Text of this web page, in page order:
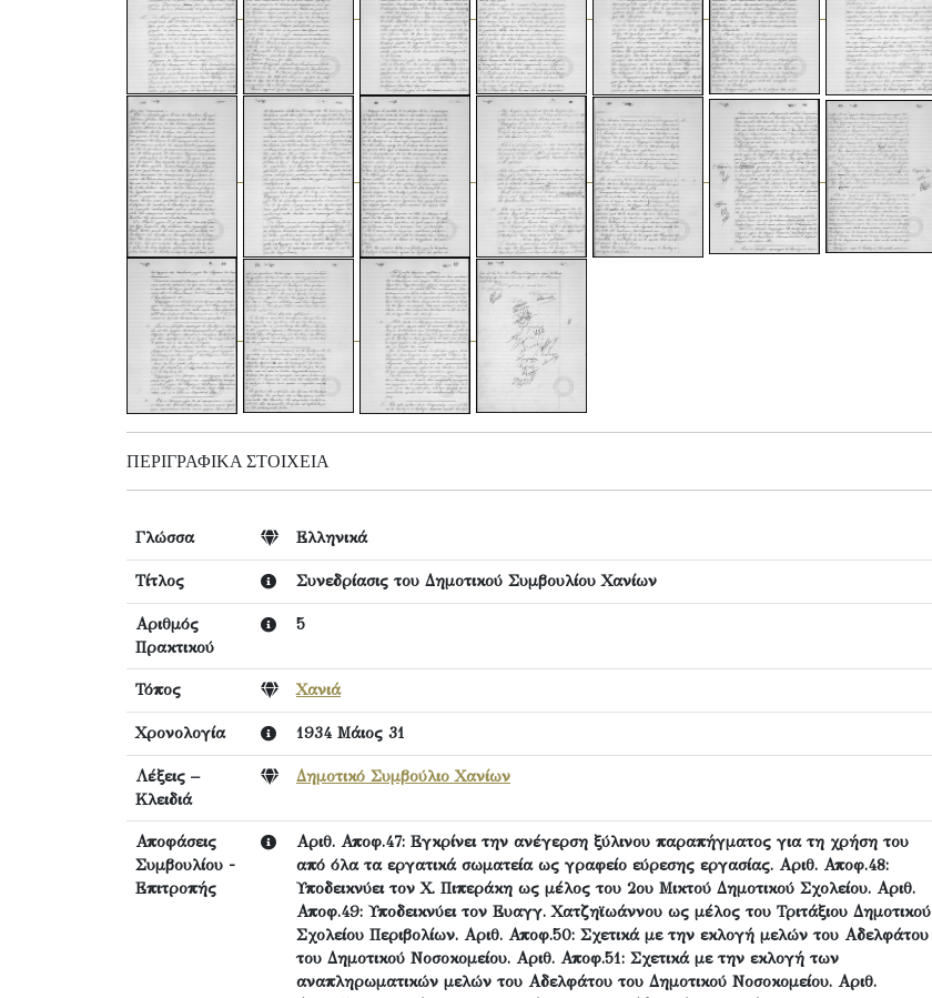
ΠΕΡΙΓΡΑΦΙΚΆ ΣΤΟΙΧΕΊΑ
Γλώσσα Ελληνικά
Τίτλος Συνεδρίασις του Δημοτικού Συμβουλίου Χανίων
Αριθμός
Πρακτικού
5
Τόπος Χανιά
Χρονολογία 1934 Μάιος 31
Λέξεις –
Κλειδιά
Δημοτικό Συμβούλιο Χανίων
Αποφάσεις
Συμβουλίου -
Επιτροπής
Αριθ. Αποφ.47: Εγκρίνει την ανέγερση ξύλινου παραπήγματος για τη χρήση του
από όλα τα εργατικά σωματεία ως γραφείο εύρεσης εργασίας. Αριθ. Αποφ.48:
Υποδεικνύει τον Χ. Πιπεράκη ως μέλος του 2ου Μικτού Δημοτικού Σχολείου. Αριθ.
Αποφ.49: Υποδεικνύει τον Ευαγγ. Χατζηϊωάννου ως μέλος του Τριτάξιου Δημοτικού
Σχολείου Περιβολίων. Αριθ. Αποφ.50: Σχετικά με την εκλογή μελών του Αδελφάτου
του Δημοτικού Νοσοκομείου. Αριθ. Αποφ.51: Σχετικά με την εκλογή των
αναπληρωματικών μελών του Αδελφάτου του Δημοτικού Νοσοκομείου. Αριθ.